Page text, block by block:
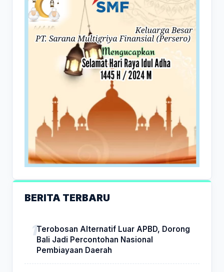
BERITA TERBARU
Terobosan Alternatif Luar APBD, Dorong
Bali Jadi Percontohan Nasional
Pembiayaan Daerah